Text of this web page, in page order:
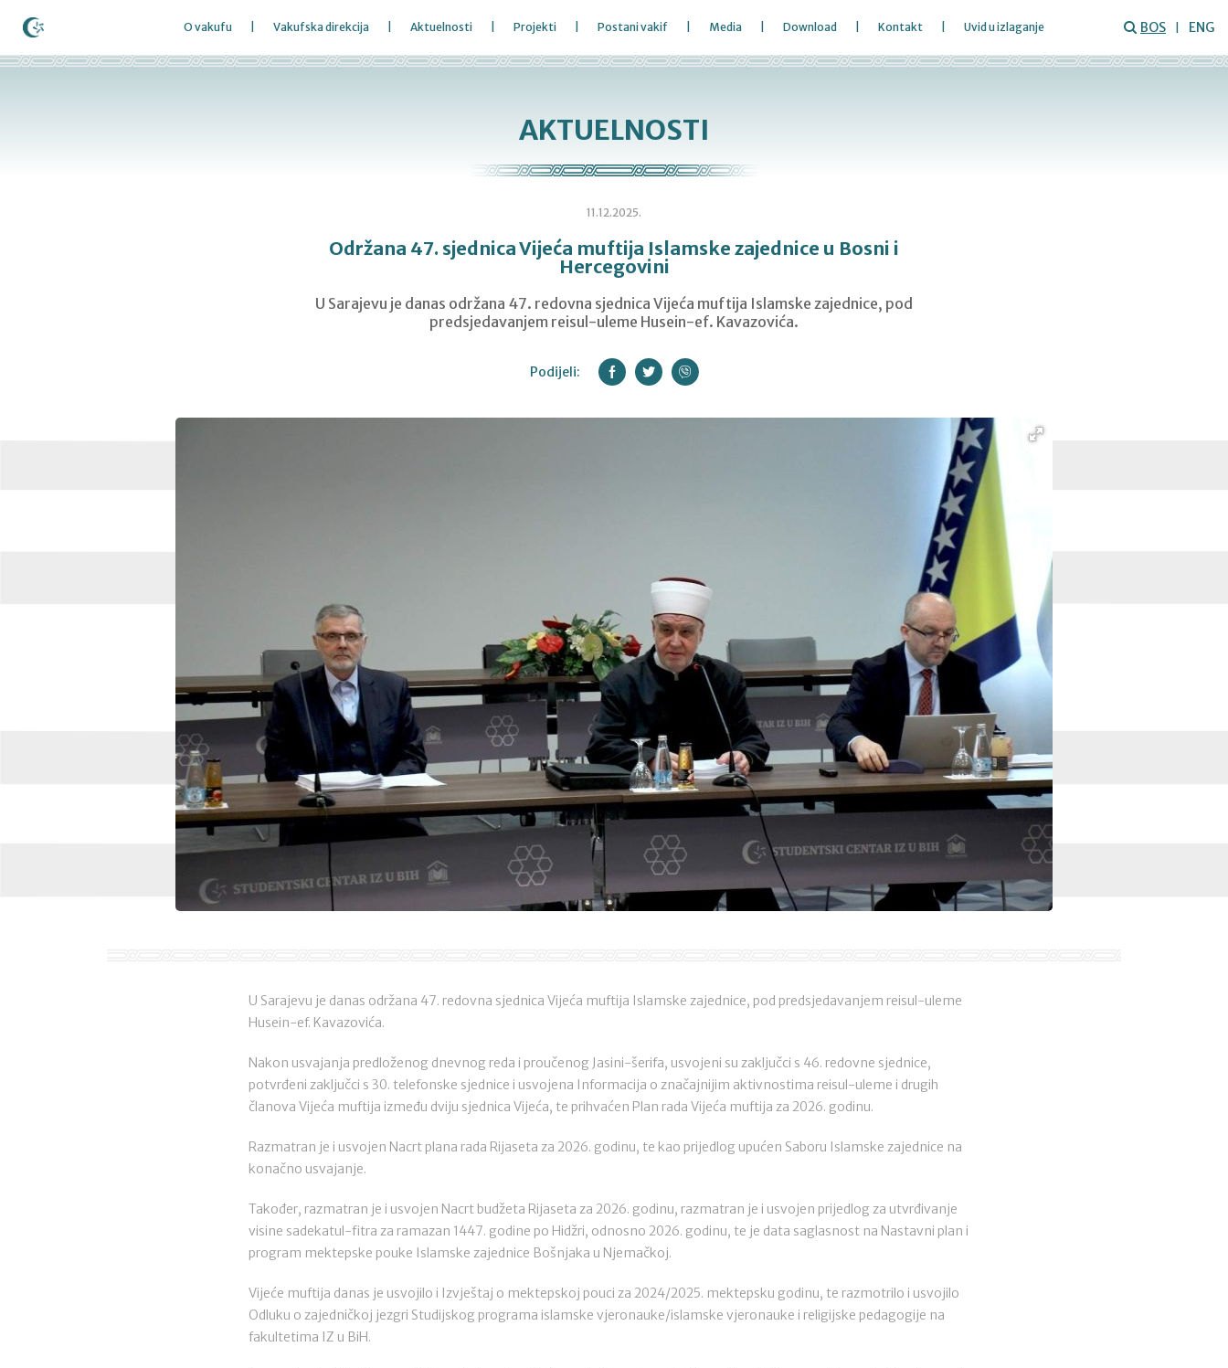
O vakufu Vakufska direkcija Aktuelnosti Projekti Postani vakif Media Download Kontakt Uvid u izlaganje BOS ENG
AKTUELNOSTI
11.12.2025.
Održana 47. sjednica Vijeća muftija Islamske zajednice u Bosni i
Hercegovini
U Sarajevu je danas održana 47. redovna sjednica Vijeća muftija Islamske zajednice, pod
predsjedavanjem reisul-uleme Husein-ef. Kavazovića.
Podijeli:
U Sarajevu je danas održana 47. redovna sjednica Vijeća muftija Islamske zajednice, pod predsjedavanjem reisul-uleme
Husein-ef. Kavazovića.
Nakon usvajanja predloženog dnevnog reda i proučenog Jasini-šerifa, usvojeni su zaključci s 46. redovne sjednice,
potvrđeni zaključci s 30. telefonske sjednice i usvojena Informacija o značajnijim aktivnostima reisul-uleme i drugih
članova Vijeća muftija između dviju sjednica Vijeća, te prihvaćen Plan rada Vijeća muftija za 2026. godinu.
Razmatran je i usvojen Nacrt plana rada Rijaseta za 2026. godinu, te kao prijedlog upućen Saboru Islamske zajednice na
konačno usvajanje.
Također, razmatran je i usvojen Nacrt budžeta Rijaseta za 2026. godinu, razmatran je i usvojen prijedlog za utvrđivanje
visine sadekatul-fitra za ramazan 1447. godine po Hidžri, odnosno 2026. godinu, te je data saglasnost na Nastavni plan i
program mektepske pouke Islamske zajednice Bošnjaka u Njemačkoj.
Vijeće muftija danas je usvojilo i Izvještaj o mektepskoj pouci za 2024/2025. mektepsku godinu, te razmotrilo i usvojilo
Odluku o zajedničkoj jezgri Studijskog programa islamske vjeronauke/islamske vjeronauke i religijske pedagogije na
fakultetima IZ u BiH.